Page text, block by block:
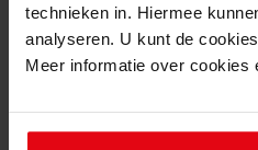
technieken in. Hiermee
analyseren. U kunt de
Meer informatie over